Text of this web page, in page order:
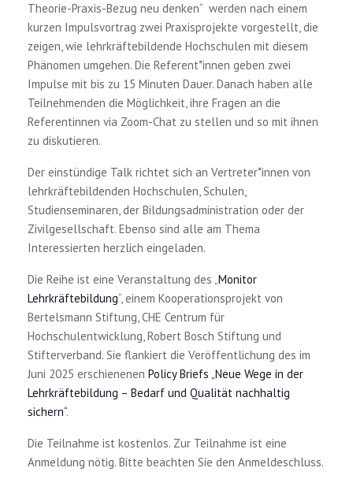
Theorie-Praxis-Bezug neu denken“ werden nach einem
kurzen Impulsvortrag zwei Praxisprojekte vorgestellt, die
zeigen, wie lehrkräftebildende Hochschulen mit diesem
Phänomen umgehen. Die Referent*innen geben zwei
Impulse mit bis zu 15 Minuten Dauer. Danach haben alle
Teilnehmenden die Möglichkeit, ihre Fragen an die
Referentinnen via Zoom-Chat zu stellen und so mit ihnen
zu diskutieren.
Der einstündige Talk richtet sich an Vertreter*innen von
lehrkräftebildenden Hochschulen, Schulen,
Studienseminaren, der Bildungsadministration oder der
Zivilgesellschaft. Ebenso sind alle am Thema
Interessierten herzlich eingeladen.
Die Reihe ist eine Veranstaltung des „Monitor
Lehrkräftebildung“, einem Kooperationsprojekt von
Bertelsmann Stiftung, CHE Centrum für
Hochschulentwicklung, Robert Bosch Stiftung und
Stifterverband. Sie flankiert die Veröffentlichung des im
Juni 2025 erschienenen Policy Briefs „Neue Wege in der
Lehrkräftebildung – Bedarf und Qualität nachhaltig
sichern“.
Die Teilnahme ist kostenlos. Zur Teilnahme ist eine
Anmeldung nötig. Bitte beachten Sie den Anmeldeschluss.